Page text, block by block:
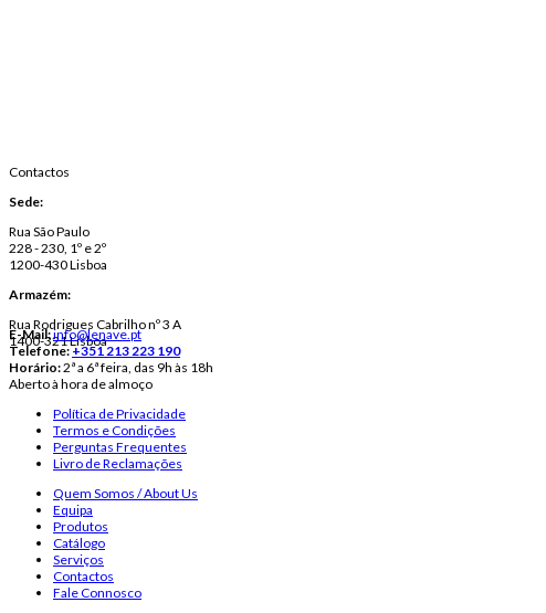
Contactos
Sede:
Rua São Paulo
228 - 230, 1º e 2º
1200-430 Lisboa
Armazém:
Rua Rodrigues Cabrilho nº 3 A
1400-321 Lisboa
E-Mail:info@lenave.pt
Telefone:+351 213 223 190
Horário:2ª a 6ª feira, das 9h às 18h
Aberto à hora de almoço
Política de Privacidade
Termos e Condições
Perguntas Frequentes
Livro de Reclamações
Quem Somos / About Us
Equipa
Produtos
Catálogo
Serviços
Contactos
Fale Connosco